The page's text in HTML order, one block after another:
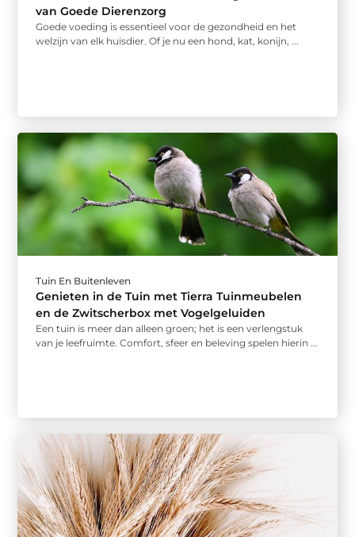
van Goede Dierenzorg
Goede voeding is essentieel voor de gezondheid en het
welzijn van elk huisdier. Of je nu een hond, kat, konijn, ...
Tuin En Buitenleven
Genieten in de Tuin met Tierra Tuinmeubelen
en de Zwitscherbox met Vogelgeluiden
Een tuin is meer dan alleen groen; het is een verlengstuk
van je leefruimte. Comfort, sfeer en beleving spelen hierin ...